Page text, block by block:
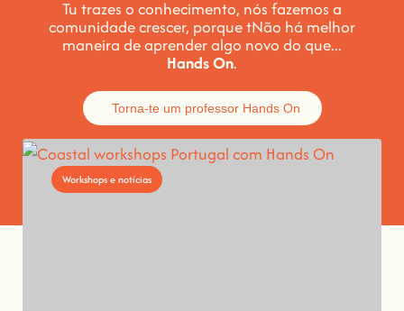
Tu trazes o conhecimento, nós fazemos a
comunidade crescer, porque tNão há melhor
maneira de aprender algo novo do que...
Hands On.
Torna-te um professor Hands On
Workshops e notícias